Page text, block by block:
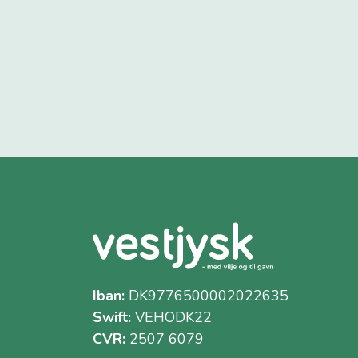
Iban:DK9776500002022635
Swift:VEHODK22
CVR:2507 6079